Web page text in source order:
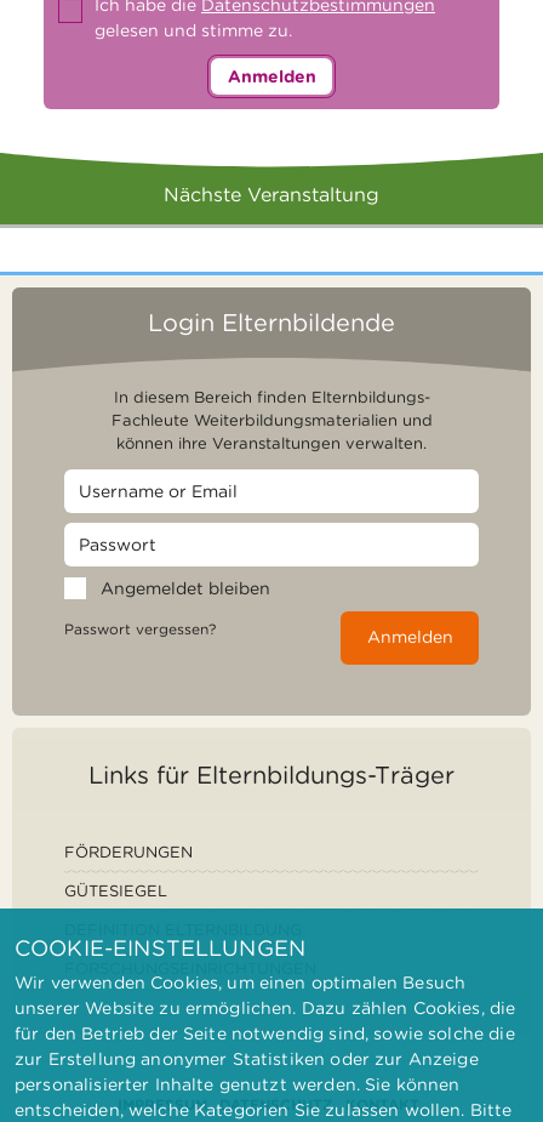
Ich habe die Datenschutzbestimmungen
gelesen und stimme zu.
Anmelden
Nächste Veranstaltung
Login Elternbildende
In diesem Bereich finden Elternbildungs-
Fachleute Weiterbildungsmaterialien und
können ihre Veranstaltungen verwalten.
Angemeldet bleiben
Passwort vergessen? Anmelden
Links für Elternbildungs-Träger
FÖRDERUNGEN
GÜTESIEGEL
IMPRESSUM DATENSCHUTZ KONTAKT
COOKIE-EINSTELLUNGEN
Wir verwenden Cookies, um einen optimalen Besuch
unserer Website zu ermöglichen. Dazu zählen Cookies, die
für den Betrieb der Seite notwendig sind, sowie solche die
zur Erstellung anonymer Statistiken oder zur Anzeige
personalisierter Inhalte genutzt werden. Sie können
entscheiden, welche Kategorien Sie zulassen wollen. Bitte